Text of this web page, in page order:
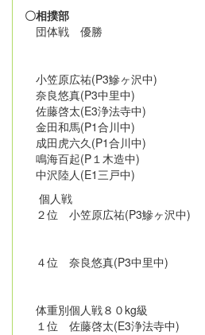
〇相撲部
団体戦 優勝
小笠原広祐(P3鰺ヶ沢中)
奈良悠真(P3中里中)
佐藤啓太(E3浄法寺中)
金田和馬(P1合川中)
成田虎六久(P1合川中)
鳴海百起(P１木造中)
中沢陸人(E1三戸中)
個人戦
２位 小笠原広祐(P3鰺ヶ沢中)
４位 奈良悠真(P3中里中)
体重別個人戦８０kg級
１位 佐藤啓太(E3浄法寺中)